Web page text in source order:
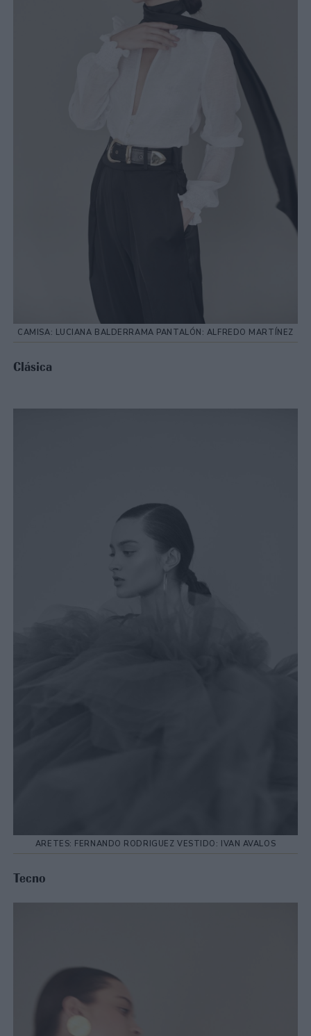
CAMISA: LUCIANA BALDERRAMA PANTALÓN: ALFREDO MARTÍNEZ
Clásica
ARETES: FERNANDO RODRIGUEZ VESTIDO: IVAN AVALOS
Tecno